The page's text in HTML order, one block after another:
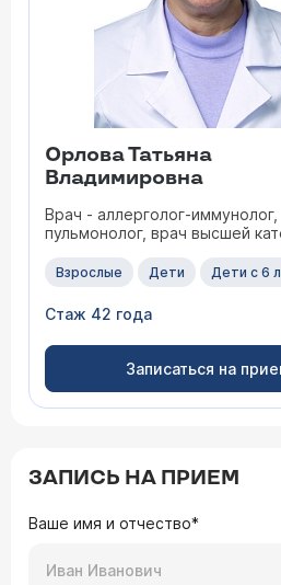
Орлова Татьяна
Владимировна
Врач - аллерголог-иммунолог,
пульмонолог, врач высшей
Взрослые Дети Дети с 6
Стаж 42 года
Записаться на
ЗАПИСЬ НА ПРИЕМ
Ваше имя и отчество*